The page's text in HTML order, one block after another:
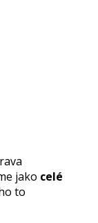
jako celé
to